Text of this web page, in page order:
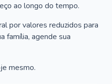
ao longo do tempo.
por valores reduzidos para
família, agende sua
mesmo.